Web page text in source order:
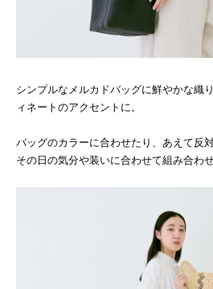
シンプルなメルカドバッグに鮮やかな織
ィネートのアクセントに。
バッグのカラーに合わせたり、あえて反
その日の気分や装いに合わせて組み合わ